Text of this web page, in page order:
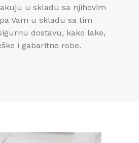
u skladu sa njihovim
Vam u skladu sa tim
dostavu, kako lake,
i gabaritne robe.